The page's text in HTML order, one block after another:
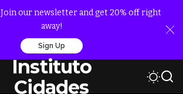
Join our newsletter and get 20% off right
away!
Sign Up
Instituto
Cidades